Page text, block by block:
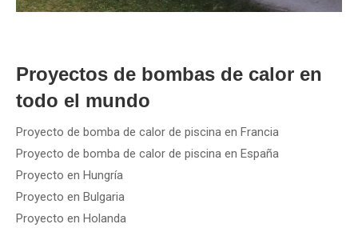
Proyectos de bombas de calor en
todo el mundo
Proyecto de bomba de calor de piscina en Francia
Proyecto de bomba de calor de piscina en España
Proyecto en Hungría
Proyecto en Bulgaria
Proyecto en Holanda